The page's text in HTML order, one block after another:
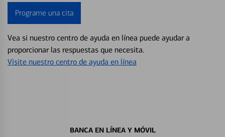
Programe una cita
Vea si nuestro centro de ayuda en línea puede ayudar a
proporcionar las respuestas que necesita.
Visite nuestro centro de ayuda en línea
BANCA EN LÍNEA Y MÓVIL